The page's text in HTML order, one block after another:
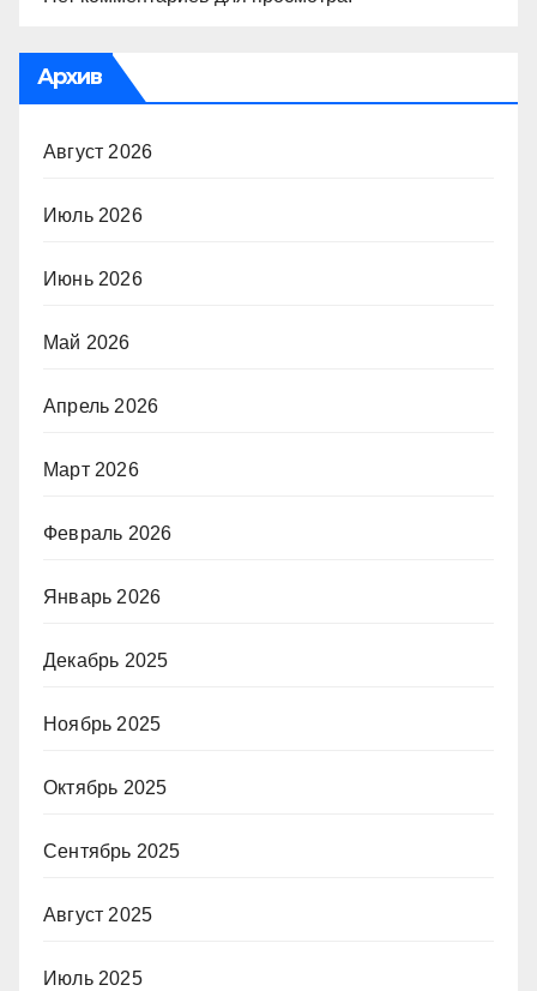
Архив
Август 2026
Июль 2026
Июнь 2026
Май 2026
Апрель 2026
Март 2026
Февраль 2026
Январь 2026
Декабрь 2025
Ноябрь 2025
Октябрь 2025
Сентябрь 2025
Август 2025
Июль 2025